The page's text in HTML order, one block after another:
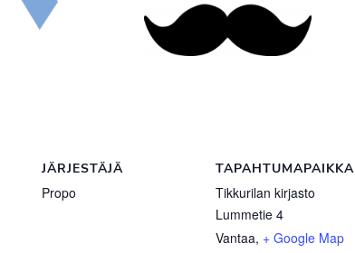
JÄRJESTÄJÄ
Propo
TAPAHTUMAPAIKKA
Tikkurilan kirjasto
Lummetie 4
Vantaa, + Google Map